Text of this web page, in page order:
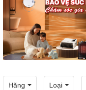
Hãng Loại